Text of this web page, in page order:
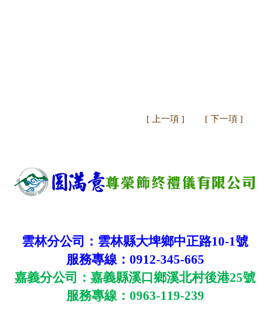
[ 上一項 ] [ 下一項 ]
雲林分公司：雲林縣大埤鄉中正路10-1號
服務專線： 0912-345-665
嘉義分公司：嘉義縣溪口鄉溪北村後港25號
服務專線： 0963-119-239